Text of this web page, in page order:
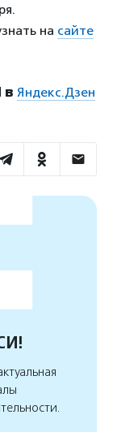
на сайте
в Яндекс.Дзен